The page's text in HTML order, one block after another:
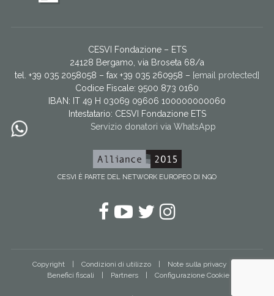
CESVI Fondazione – ETS
24128 Bergamo, via Broseta 68/a
tel. +39 035 2058058 – fax +39 035 260958 – [email protected]
Codice Fiscale: 9500 873 0160
IBAN: IT 49 H 03069 09606 100000000060
Intestatario: CESVI Fondazione ETS
Servizio donatori via WhatsApp
CESVI È PARTE DEL NETWORK EUROPEO DI NGO
Facebook
YouTube
Twitter
Instagram
Copyright Condizioni di utilizzo
Note sulla privacy
Benefici fiscali
Partners Configurazione Cookie